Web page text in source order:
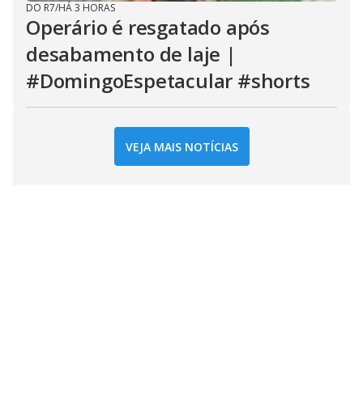
DO R7/HÁ 3 HORAS
Operário é resgatado após
desabamento de laje |
#DomingoEspetacular #shorts
VEJA MAIS NOTÍCIAS